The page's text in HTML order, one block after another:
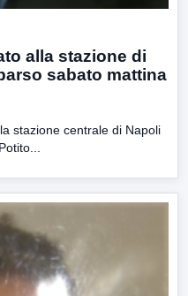
alla stazione di
sabato mattina
stazione centrale di Napoli